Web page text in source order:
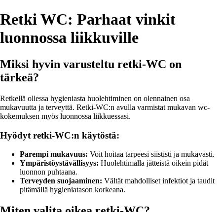
Retki WC: Parhaat vinkit
luonnossa liikkuville
Miksi hyvin varusteltu retki-WC on
tärkeä?
Retkellä ollessa hygieniasta huolehtiminen on olennainen osa
mukavuutta ja terveyttä. Retki-WC:n avulla varmistat mukavan wc-
kokemuksen myös luonnossa liikkuessasi.
Hyödyt retki-WC:n käytöstä:
Parempi mukavuus: Voit hoitaa tarpeesi siististi ja mukavasti.
Ympäristöystävällisyys: Huolehtimalla jätteistä oikein pidät
luonnon puhtaana.
Terveyden suojaaminen: Vältät mahdolliset infektiot ja taudit
pitämällä hygieniatason korkeana.